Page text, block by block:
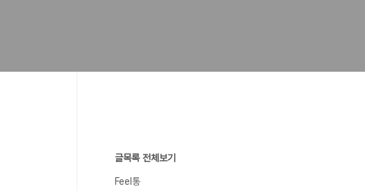
글목록 전체보기
Feel통